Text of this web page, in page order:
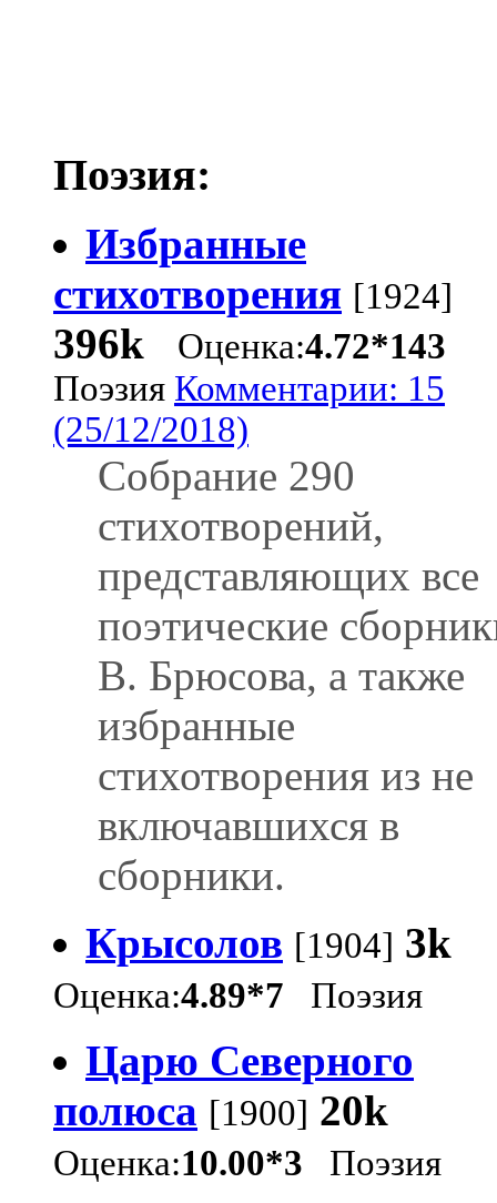
Поэзия:
Избранные
стихотворения [1924]
396k Оценка:4.72*143
Поэзия Комментарии: 15
(25/12/2018)
Собрание 290
стихотворений,
представляющих все
поэтические
В. Брюсова, а также
избранные
стихотворения из не
включавшихся в
сборники.
Крысолов [1904] 3k
Оценка:4.89*7 Поэзия
Царю Северного
полюса [1900] 20k
Оценка:10.00*3 Поэзия